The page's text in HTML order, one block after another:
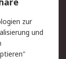
zur
und